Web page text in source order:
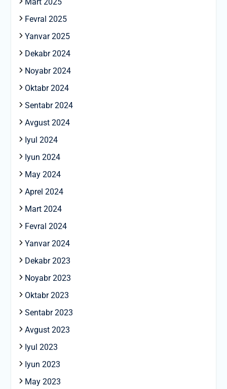
Fevral 2025
Yanvar 2025
Dekabr 2024
Noyabr 2024
Oktabr 2024
Sentabr 2024
Avgust 2024
Iyul 2024
Iyun 2024
May 2024
Aprel 2024
Mart 2024
Fevral 2024
Yanvar 2024
Dekabr 2023
Noyabr 2023
Oktabr 2023
Sentabr 2023
Avgust 2023
Iyul 2023
Iyun 2023
May 2023